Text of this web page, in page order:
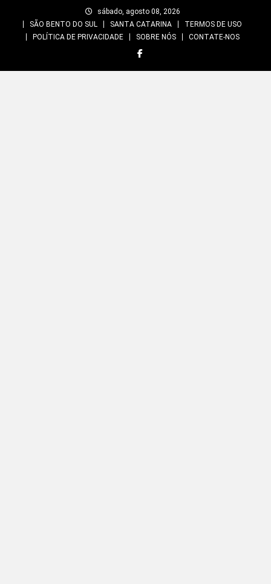
sábado, agosto 08, 2026
SÃO BENTO DO SUL
SANTA CATARINA
TERMOS DE USO
POLÍTICA DE PRIVACIDADE
SOBRE NÓS CONTATE-NOS